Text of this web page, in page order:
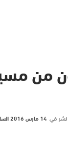
من
نشر في 14 مارس 2016 الساعة 12 و 49 دقيقة